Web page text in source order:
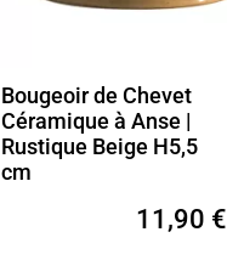
Bougeoir de Chevet
Céramique à Anse |
Rustique Beige H5,5
cm
11,90 €